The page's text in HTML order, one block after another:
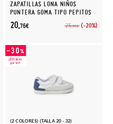
ZAPATILLAS LONA NIÑOS
PUNTERA GOMA TIPO PEPITOS
25,95€ (-20%)
20,76€
(2 COLORES) (TALLA 20 - 32)